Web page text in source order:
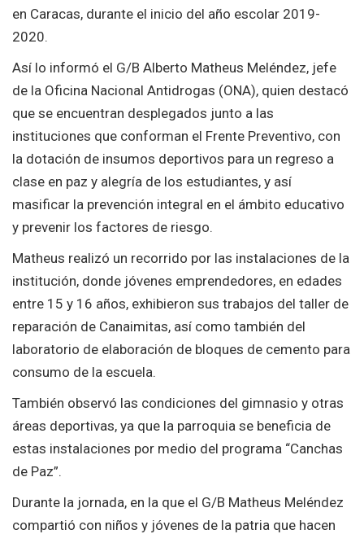
en Caracas, durante el inicio del año escolar 2019-
2020.
Así lo informó el G/B Alberto Matheus Meléndez, jefe
de la Oficina Nacional Antidrogas (ONA), quien destacó
que se encuentran desplegados junto a las
instituciones que conforman el Frente Preventivo, con
la dotación de insumos deportivos para un regreso a
clase en paz y alegría de los estudiantes, y así
masificar la prevención integral en el ámbito educativo
y prevenir los factores de riesgo.
Matheus realizó un recorrido por las instalaciones de la
institución, donde jóvenes emprendedores, en edades
entre 15 y 16 años, exhibieron sus trabajos del taller de
reparación de Canaimitas, así como también del
laboratorio de elaboración de bloques de cemento para
consumo de la escuela.
También observó las condiciones del gimnasio y otras
áreas deportivas, ya que la parroquia se beneficia de
estas instalaciones por medio del programa “Canchas
de Paz”.
Durante la jornada, en la que el G/B Matheus Meléndez
compartió con niños y jóvenes de la patria que hacen